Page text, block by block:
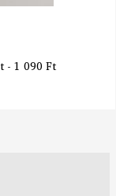
- 1 090 Ft